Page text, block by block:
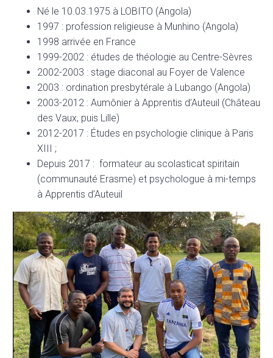
Né le 10.03.1975 à LOBITO (Angola)
1997 : profession religieuse à Munhino (Angola)
1998 arrivée en France
1999-2002 : études de théologie au Centre-Sèvres
2002-2003 : stage diaconal au Foyer de Valence
2003 : ordination presbytérale à Lubango (Angola)
2003-2012 : Aumônier à Apprentis d’Auteuil (Château
des Vaux, puis Lille)
2012-2017 : Études en psychologie clinique à Paris
XIII ;
Depuis 2017 : formateur au scolasticat spiritain
(communauté Erasme) et psychologue à mi-temps
à Apprentis d’Auteuil